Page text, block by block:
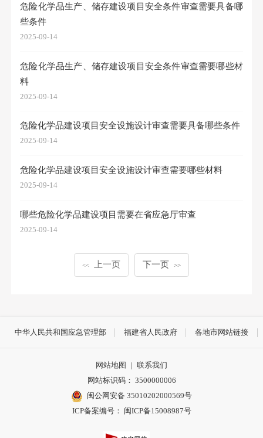
危险化学品生产、储存建设项目安全条件审查需要具备哪
些条件
2025-09-14
危险化学品生产、储存建设项目安全条件审查需要哪些材
料
2025-09-14
危险化学品建设项目安全设施设计审查需要具备哪些条件
2025-09-14
危险化学品建设项目安全设施设计审查需要哪些材料
2025-09-14
哪些危险化学品建设项目需要在省应急厅审查
2025-09-14
<< 上一页 下一页 >>
中华人民共和国应急管理部 福建省人民政府 各地市网站链接
网站地图 | 联系我们
网站标识码： 3500000006
闽公网安备 35010202000569号
ICP备案编号： 闽ICP备15008987号